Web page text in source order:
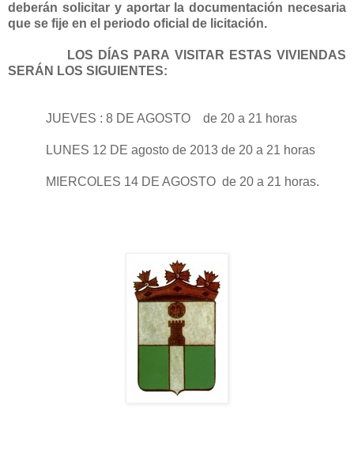
deberán solicitar y aportar la documentación necesaria
que se fije en el periodo oficial de licitación.
LOS DÍAS PARA VISITAR ESTAS VIVIENDAS
SERÁN LOS SIGUIENTES:
JUEVES : 8 DE AGOSTO de 20 a 21 horas
LUNES 12 DE agosto de 2013 de 20 a 21 horas
MIERCOLES 14 DE AGOSTO de 20 a 21 horas.